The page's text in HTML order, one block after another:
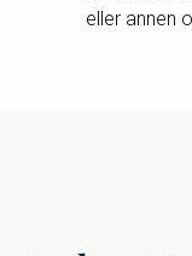
eller annen